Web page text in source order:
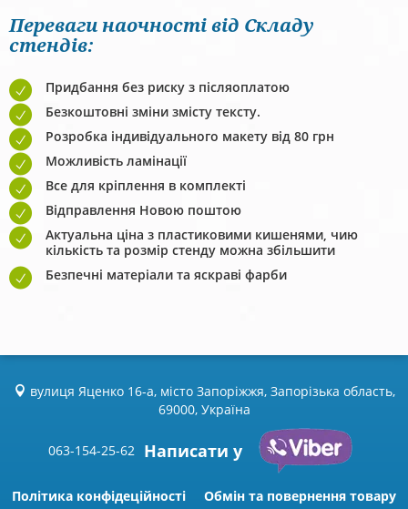
Переваги наочності від Складу
стендів:
Придбання без риску з післяоплатою
Безкоштовні зміни змісту тексту.
Розробка індивідуального макету від 80 грн
Можливість ламінації
Все для кріплення в комплекті
Відправлення Новою поштою
Актуальна ціна з пластиковими кишенями, чию
кількість та розмір стенду можна збільшити
Безпечні матеріали та яскраві фарби
вулиця Яценко 16-а, місто Запоріжжя, Запорізька область,
69000, Україна
063-154-25-62 Написати у
Політика конфідеційності Обмін та повернення товару